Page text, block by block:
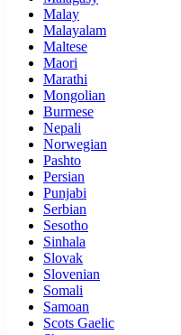
Malay
Malayalam
Maltese
Maori
Marathi
Mongolian
Burmese
Nepali
Norwegian
Pashto
Persian
Punjabi
Serbian
Sesotho
Sinhala
Slovak
Slovenian
Somali
Samoan
Scots Gaelic